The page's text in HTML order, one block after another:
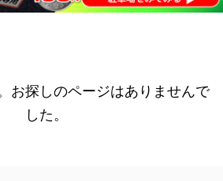
お探しのページはありませんで
した。